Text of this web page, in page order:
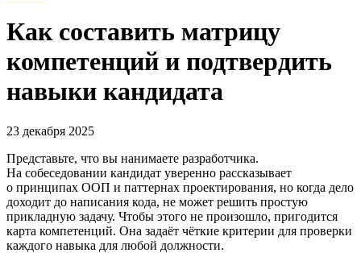
Как составить матрицу
компетенций и подтвердить
навыки кандидата
23 декабря 2025
Представьте, что вы нанимаете разработчика.
На собеседовании кандидат уверенно рассказывает
о принципах ООП и паттернах проектирования, но когда дело
доходит до написания кода, не может решить простую
прикладную задачу. Чтобы этого не произошло, пригодится
карта компетенций. Она задаёт чёткие критерии для проверки
каждого навыка для любой должности.